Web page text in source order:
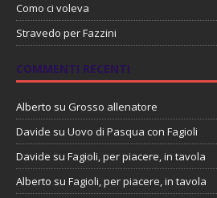
Como ci voleva
Stravedo per Fazzini
COMMENTI RECENTI
Alberto su Grosso allenatore
Davide su Uovo di Pasqua con Fagioli
Davide su Fagioli, per piacere, in tavola
Alberto su Fagioli, per piacere, in tavola